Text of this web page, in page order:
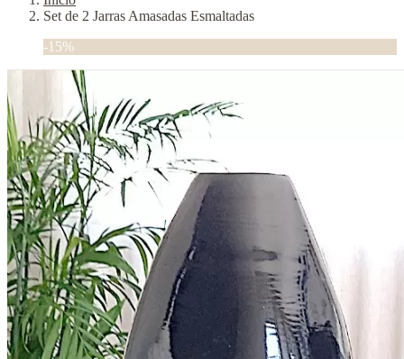
Set de 2 Jarras Amasadas Esmaltadas
-15%